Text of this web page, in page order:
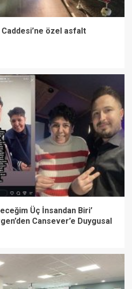
özel asfalt
Üç İnsandan Biri’
Cansever’e Duygusal